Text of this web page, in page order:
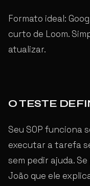
Formato ideal:
curto de Loom.
atualizar.
O TESTE
Seu SOP funciona
executar a tarefa
sem pedir ajuda.
João que ele